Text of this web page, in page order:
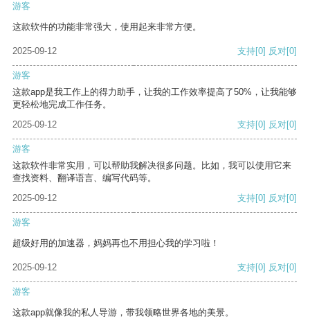
游客
这款软件的功能非常强大，使用起来非常方便。
2025-09-12 支持[0] 反对[0]
游客
这款app是我工作上的得力助手，让我的工作效率提高了50%，让我能够
更轻松地完成工作任务。
2025-09-12
支持[0] 反对[0]
游客
这款软件非常实用，可以帮助我解决很多问题。比如，我可以使用它来
查找资料、翻译语言、编写代码等。
2025-09-12
支持[0] 反对[0]
游客
超级好用的加速器，妈妈再也不用担心我的学习啦！
2025-09-12 支持[0] 反对[0]
游客
这款app就像我的私人导游，带我领略世界各地的美景。